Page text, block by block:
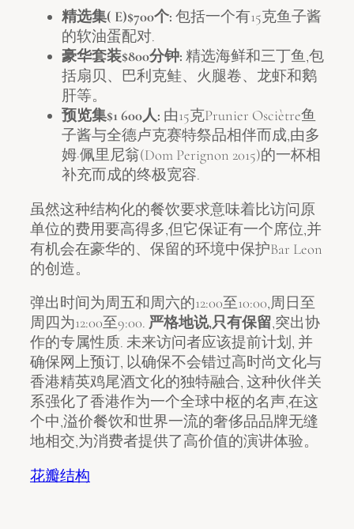
精选集( E)$700个: 包括一个有15克鱼子酱
的软油蛋配对.
豪华套装$800分钟: 精选海鲜和三丁鱼,包
括扇贝、巴利克鲑、火腿卷、龙虾和鹅
肝等。
预览集$1 600人: 由15克Prunier Osciètre鱼
子酱与全德卢克赛特祭品相伴而成,由多
姆·佩里尼翁(Dom Perignon 2015)的一杯相
补充而成的终极宽容.
虽然这种结构化的餐饮要求意味着比访问原
单位的费用要高得多,但它保证有一个席位,并
有机会在豪华的、保留的环境中保护Bar Leon
的创造。
弹出时间为周五和周六的12:00至10:00,周日至
周四为12:00至9:00. 严格地说,只有保留,突出协
作的专属性质. 未来访问者应该提前计划, 并
确保网上预订, 以确保不会错过高时尚文化与
香港精英鸡尾酒文化的独特融合, 这种伙伴关
系强化了香港作为一个全球中枢的名声,在这
个中,溢价餐饮和世界一流的奢侈品品牌无缝
地相交,为消费者提供了高价值的演讲体验。
花瓣结构